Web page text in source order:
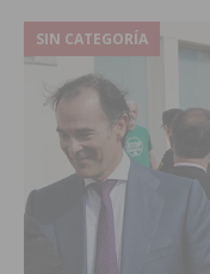
SIN CATEGORÍA